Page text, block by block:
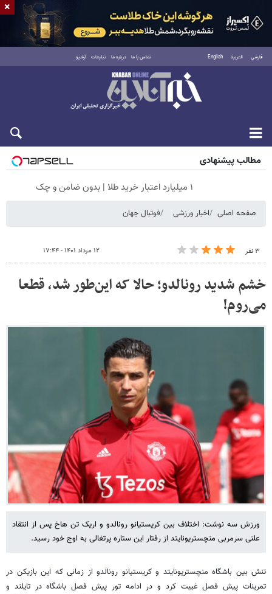
فارسی العربية English تماس با ما درباره ما تبلیغات آرشیو
شنبه ۱۷ مرداد ۱۴۰۵
مطالب پیشنهادی
۱ میلیارد اعتبار خرید طلا | بدون ضامن و چک
صفحه اصلی اخبار ورزشی فوتبال جهان
۳ نفر ۱۲ مرداد ۱۴۰۱ - ۱۷:۴۴
خشم شدید رونالدو؛ حالا که این‌طور شد، قطعا
می‌روم!
ورزش سه نوشت: اختلاف بین کریستیانو رونالدو و اریک تن هاخ پس از انتقاد
علنی سرمربی منچستریونایتد از رفتار این ستاره پرتغالی به اوج خود رسید.
تنش بین باشگاه منچستریونایتد و کریستیانو رونالدو از زمانی که این بازیکن در
تمرینات پیش فصل غیبت کرد و در ادامه تور پیش فصل باشگاه در تایلند و
×